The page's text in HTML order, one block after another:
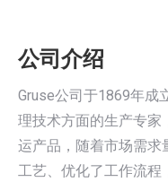
公司介绍
Gruse公司于1869年成
理技术方面的生产专家
运产品，随着市场需求
工艺、优化了工作流程